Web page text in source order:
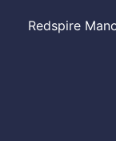
Redspire